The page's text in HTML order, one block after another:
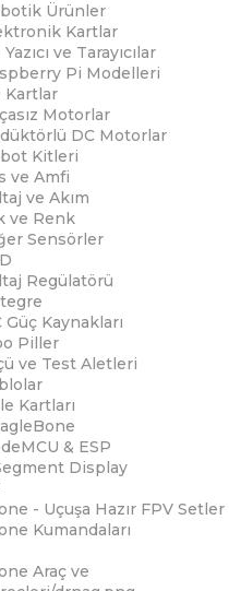
Ürünler
Kartlar
ve Tarayıcılar
Pi Modelleri
Kartlar
Motorlar
DC Motorlar
Kitleri
ve Amfi
ve Akım
ve Renk
Sensörler
Regülatörü
Güç Kaynakları
Piller
ve Test Aletleri
Kartları
& ESP
Display
- Uçuşa Hazır FPV Setler
Kumandaları
Araç ve